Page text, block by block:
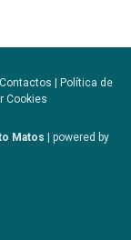
Contactos | Política de
Cookies
Matos | powered by